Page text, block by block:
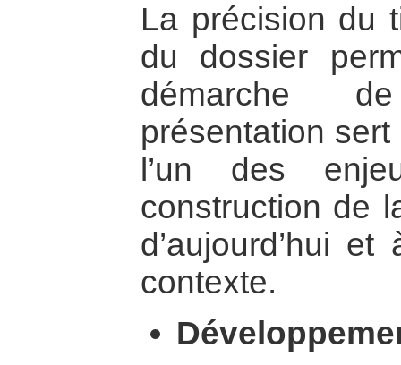
La précision du
du dossier
démarche
présentation
l’un des
construction de
d’aujourd’hui
contexte.